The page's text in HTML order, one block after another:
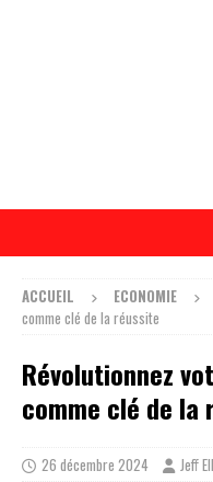
ACCUEIL ECONOMIE
comme clé de la réussite
Révolutionnez
comme clé de la
26 décembre 2024 Jeff